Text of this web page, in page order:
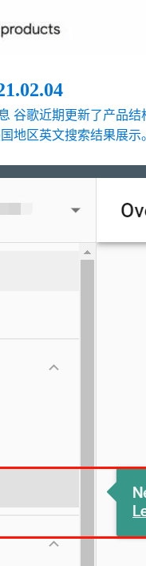
谷歌近期更新了产品
地区英文搜索结果展